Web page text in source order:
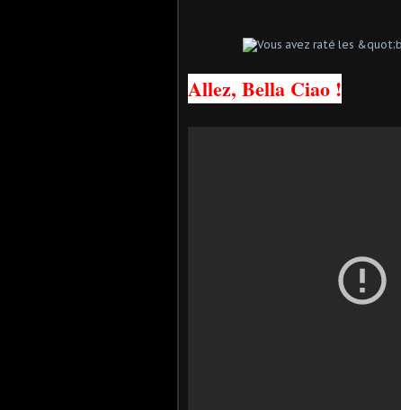
Allez, Bella Ciao !